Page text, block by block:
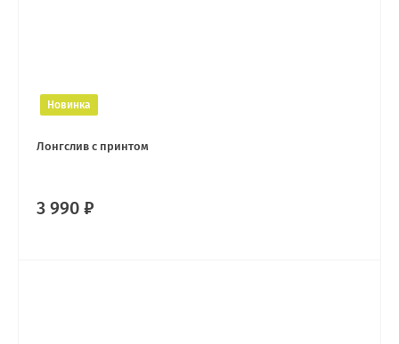
Новинка
Лонгслив с принтом
3 990 ₽